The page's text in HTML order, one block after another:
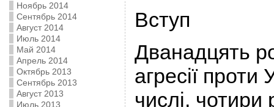
Ноябрь 2014
Сентябрь 2014
Август 2014
Июль 2014
Май 2014
Апрель 2014
Октябрь 2013
Сентябрь 2013
Август 2013
Июль 2013
Вступ
Дванадцять
агресії проти
числі, чотири